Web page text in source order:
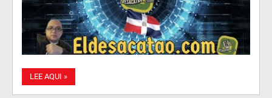
LEE AQUI »